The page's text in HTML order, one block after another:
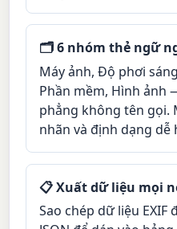
🗂 6 nhóm thẻ ngữ
Máy ảnh, Độ phơi
Phần mềm, Hình ảnh
phẳng không tên gọi.
nhãn và định dạng dễ
📋 Xuất dữ liệu mọi
Sao chép dữ liệu